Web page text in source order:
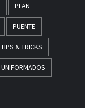
PLAN
PUENTE
TIPS & TRICKS
UNIFORMADOS